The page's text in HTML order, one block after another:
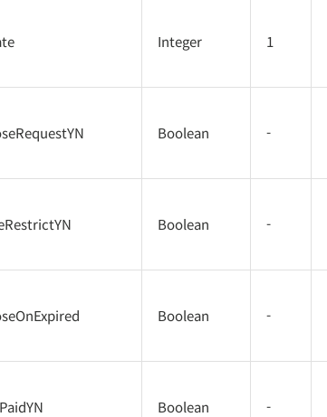
Integer 1
Boolean -
Boolean -
Boolean -
Boolean -